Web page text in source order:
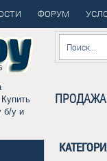
ФОРУМ
б/у и